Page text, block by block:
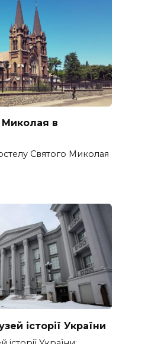
Миколая в
Святого Миколая
історії України